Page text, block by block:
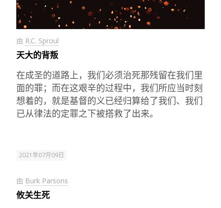
由 R.C. Sproul
天大的背叛
在成圣的道路上，我们必须治死那残留在我们里
面的罪；而在这艰辛的过程中，我们所应当时刻
想着的，就是基督的义已经归算给了我们、我们
已从律法的定罪之下被搭救了出来。
2021年07月09日
由 Burk Parsons
攸关生死